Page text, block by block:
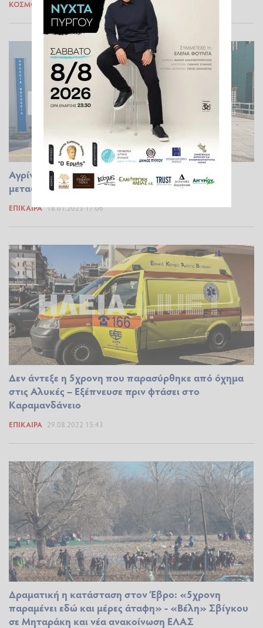
ΚΌΣΜΟΣ 31.01.2023 11:16
Αγρίνιο: Παράσυρση 5χρονης από αυτοκίνητο,
μεταφέρθηκε στο νοσοκομείο
ΕΠΊΚΑΙΡΑ 18.01.2023 17:06
Δεν άντεξε η 5χρονη που παρασύρθηκε από όχημα
στις Αλυκές – Εξέπνευσε πριν φτάσει στο
Καραμανδάνειο
ΕΠΊΚΑΙΡΑ 29.08.2022 15:43
Δραματική η κατάσταση στον Έβρο: «5χρονη
παραμένει εδώ και μέρες άταφη» - «Βέλη» Σβίγκου
σε Μηταράκη και νέα ανακοίνωση ΕΛΑΣ